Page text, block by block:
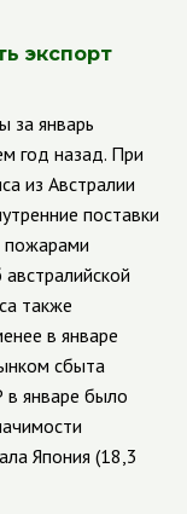
экспорт
за январь
год назад. При
из Австралии
поставки
пожарами
также
в январе
сбыта
в январе было
Япония (18,3